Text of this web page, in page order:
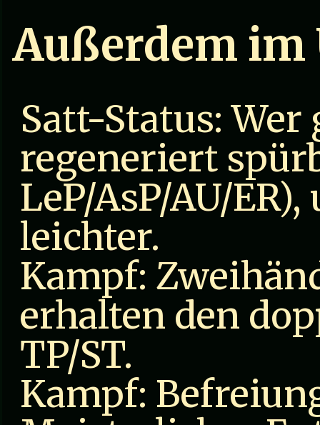
Außerdem im
Satt-Status: Wer
regeneriert
LeP/AsP/AU/
leichter.
Kampf:
erhalten den
TP/ST.
Kampf: